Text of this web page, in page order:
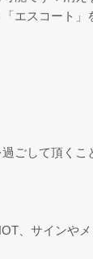
エスコート
ごして頂くこ
、サインやメ